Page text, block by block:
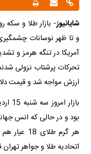
شایانیوز- بازار طلا و سکه
و تا ظهر نوسانات چشمگیری
آمریکا در تنگه هرمز و
تحرکات پرشتاب نزولی
ارزش مواجه شد و قیمت
اتحادیه طلا و جواهر